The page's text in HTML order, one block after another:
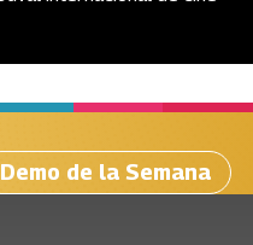
Demo de la Semana